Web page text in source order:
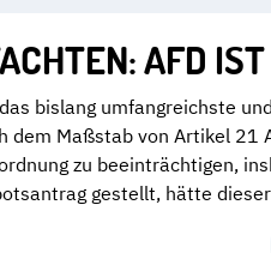
AFD
bislang umfangreichste
dem Maßstab von Artikel
zu beeinträchtigen,
gestellt, hätte